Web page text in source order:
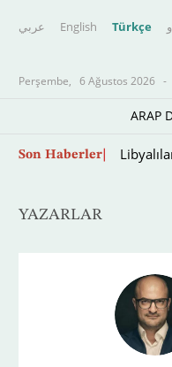
عربي English Türkçe
Perşembe, 6 Ağustos 2026 -
ARAP
Son Haberler
YAZARLAR